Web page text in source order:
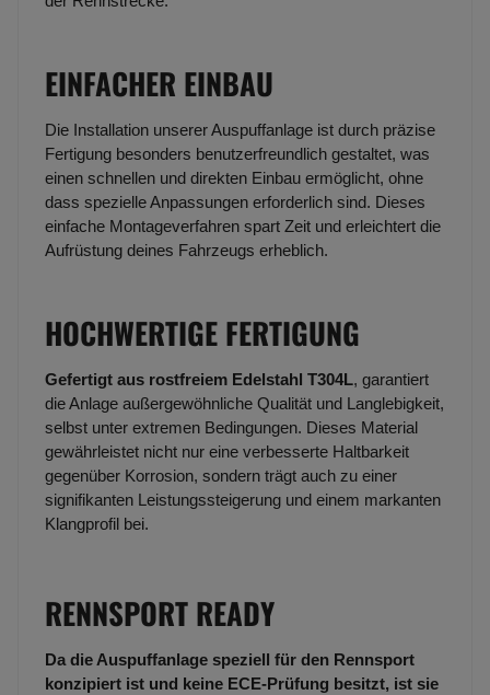
EINFACHER EINBAU
Die Installation unserer Auspuffanlage ist durch präzise
Fertigung besonders benutzerfreundlich gestaltet, was
einen schnellen und direkten Einbau ermöglicht, ohne
dass spezielle Anpassungen erforderlich sind. Dieses
einfache Montageverfahren spart Zeit und erleichtert die
Aufrüstung deines Fahrzeugs erheblich.
HOCHWERTIGE FERTIGUNG
Gefertigt aus rostfreiem Edelstahl T304L, garantiert
die Anlage außergewöhnliche Qualität und Langlebigkeit,
selbst unter extremen Bedingungen. Dieses Material
gewährleistet nicht nur eine verbesserte Haltbarkeit
gegenüber Korrosion, sondern trägt auch zu einer
signifikanten Leistungssteigerung und einem markanten
Klangprofil bei.
RENNSPORT READY
Da die Auspuffanlage speziell für den Rennsport
konzipiert ist und keine ECE-Prüfung besitzt, ist sie